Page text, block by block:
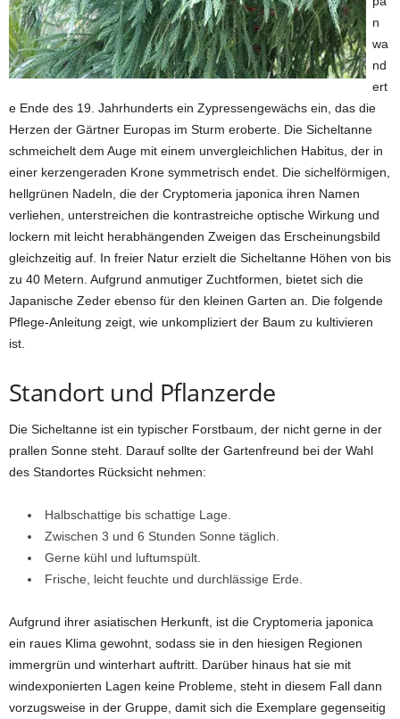
n
wa
nd
ert
e Ende des 19. Jahrhunderts ein Zypressengewächs ein, das die
Herzen der Gärtner Europas im Sturm eroberte. Die Sicheltanne
schmeichelt dem Auge mit einem unvergleichlichen Habitus, der in
einer kerzengeraden Krone symmetrisch endet. Die sichelförmigen,
hellgrünen Nadeln, die der Cryptomeria japonica ihren Namen
verliehen, unterstreichen die kontrastreiche optische Wirkung und
lockern mit leicht herabhängenden Zweigen das Erscheinungsbild
gleichzeitig auf. In freier Natur erzielt die Sicheltanne Höhen von bis
zu 40 Metern. Aufgrund anmutiger Zuchtformen, bietet sich die
Japanische Zeder ebenso für den kleinen Garten an. Die folgende
Pflege-Anleitung zeigt, wie unkompliziert der Baum zu kultivieren
ist.
Standort und Pflanzerde
Die Sicheltanne ist ein typischer Forstbaum, der nicht gerne in der
prallen Sonne steht. Darauf sollte der Gartenfreund bei der Wahl
des Standortes Rücksicht nehmen:
Halbschattige bis schattige Lage.
Zwischen 3 und 6 Stunden Sonne täglich.
Gerne kühl und luftumspült.
Frische, leicht feuchte und durchlässige Erde.
Aufgrund ihrer asiatischen Herkunft, ist die Cryptomeria japonica
ein raues Klima gewohnt, sodass sie in den hiesigen Regionen
immergrün und winterhart auftritt. Darüber hinaus hat sie mit
windexponierten Lagen keine Probleme, steht in diesem Fall dann
vorzugsweise in der Gruppe, damit sich die Exemplare gegenseitig